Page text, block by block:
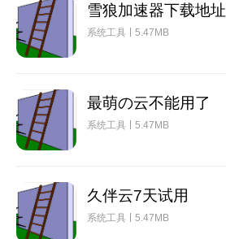
雪狼加速器下载地址
系统工具 5.47MB
最萌の云不能用了
系统工具 5.47MB
久伴云7天试用
系统工具 5.47MB